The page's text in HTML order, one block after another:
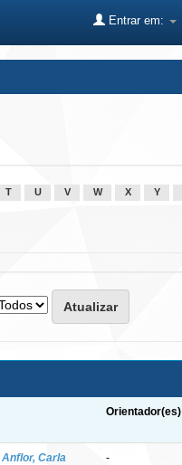
Entrar em:
T U V W X Y
Orientador(es)
Anflor, Carla
-